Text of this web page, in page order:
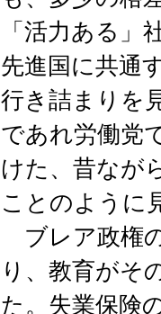
「活力ある
先進国に共通
行き詰まりを
であれ労働党
けた、昔なが
ことのように
ブレア政権
り、教育がそ
た。失業保険